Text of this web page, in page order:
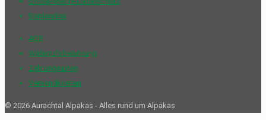
Barrierefrei
AGB
Widerrufs­belehrung
Zahlungsarten
Versandkosten
© 2026 Aurachtal Alpakas - Alles rund um Alpakas